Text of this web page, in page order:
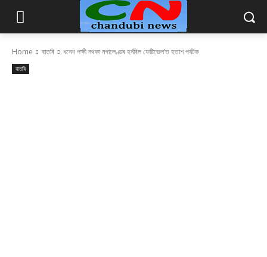
Home বাতৰি ধনেশ পক্ষী নথকা নগালেণ্ডৰ হৰ্নবিল ফেষ্টিভেল’ত হতাশ পৰ্যটক
বাতৰি